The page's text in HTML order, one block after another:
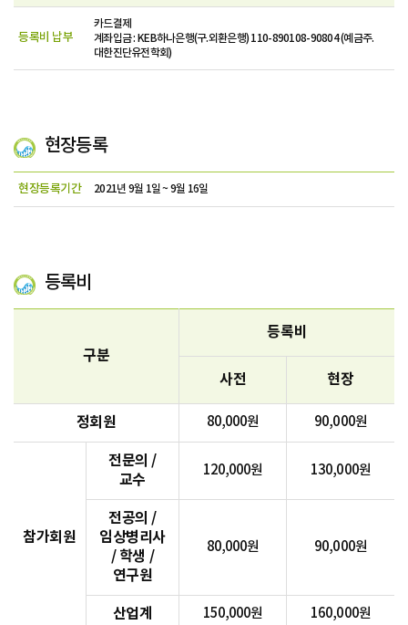
등록비 납부
카드결제
계좌입금 : KEB하나은행(구.외환은행) 110-890108-90804 (예금주.
대한진단유전학회)
현장등록
현장등록기간 2021년 9월 1일 ~ 9월 16일
등록비
구분
등록비
사전 현장
정회원 80,000원 90,000원
참가회원
전문의 /
교수
120,000원 130,000원
전공의 /
임상병리사
/ 학생 /
연구원
80,000원 90,000원
산업계 150,000원 160,000원